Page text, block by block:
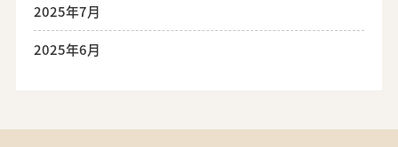
2025年7月
2025年6月